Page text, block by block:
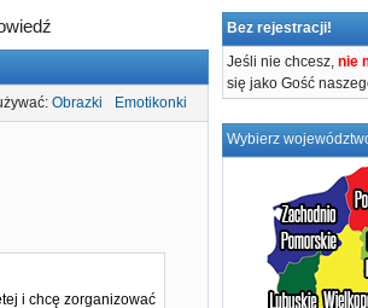
Bez rejestracji!
Jeśli nie chcesz, nie
się jako Gość
Wybierz
Obrazki Emotikonki